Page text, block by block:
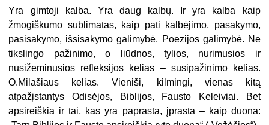
Yra gimtoji kalba. Yra daug kalbų. Ir yra kalba kaip
žmogiškumo sublimatas, kaip pati kalbėjimo, pasakymo,
pasisakymo, išsisakymo galimybė. Poezijos galimybė. Ne
tikslingo pažinimo, o liūdnos, tylios, nurimusios ir
nusižeminusios refleksijos kelias – susipažinimo kelias.
O.Milašiaus kelias. Vieniši, kilmingi, vie­nas kitą
atpažįstantys Odisėjos, Biblijos, Fausto Keleiviai. Bet
apsireiškia ir tai, kas yra paprasta, įprasta – kaip duona: